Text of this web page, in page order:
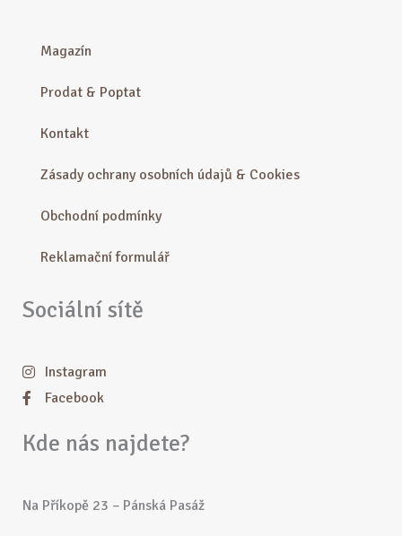
Magazín
Prodat & Poptat
Kontakt
Zásady ochrany osobních údajů & Cookies
Obchodní podmínky
Reklamační formulář
Sociální sítě
Instagram
Facebook
Kde nás najdete?
Na Příkopě 23 – Pánská Pasáž